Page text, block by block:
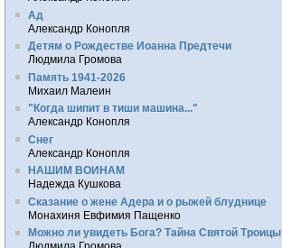
Ад
Александр Конопля
Детям о Рождестве Иоанна Предтечи
Людмила Громова
Память 1941-2026
Михаил Малеин
"Когда шипит в тиши машина..."
Александр Конопля
Снег
Александр Конопля
НАШИМ ВОИНАМ
Надежда Кушкова
Сказание о жене Адера и о рыжей блуднице
Монахиня Евфимия Пащенко
Можно ли увидеть Бога? Тайна Святой Троицы